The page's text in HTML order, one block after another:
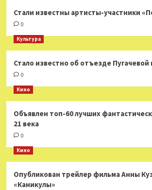
Стали известны артисты-участники
0
Культура
Стало известно об отъезде Пугачевой
0
Кино
Объявлен топ-60 лучших
21 века
0
Кино
Опубликован трейлер фильма Анны
«Каникулы»